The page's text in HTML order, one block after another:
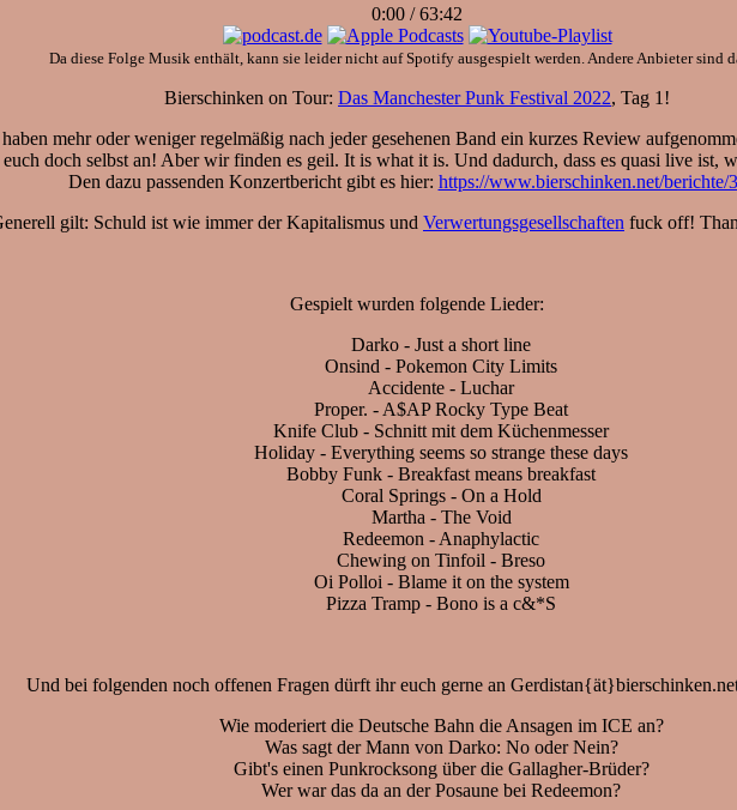
0:00 /63:42
Da diese Folge Musik enthält, kann sie leider nicht auf Spotify ausgespielt werden. Andere Anbieter sind
Bierschinken on Tour: Das Manchester Punk Festival 2022, Tag 1!
mehr oder weniger regelmäßig nach jeder gesehenen Band ein kurzes Review
euch doch selbst an! Aber wir finden es geil. It is what it is. Und dadurch, dass es quasi live
Den dazu passenden Konzertbericht gibt es hier: https://www.bierschinken.net/berichte/
gilt: Schuld ist wie immer der Kapitalismus und Verwertungsgesellschaften fuck off!
Gespielt wurden folgende Lieder:
Darko - Just a short line
Onsind - Pokemon City Limits
Accidente - Luchar
Proper. - A$AP Rocky Type Beat
Knife Club - Schnitt mit dem Küchenmesser
Holiday - Everything seems so strange these days
Bobby Funk - Breakfast means breakfast
Coral Springs - On a Hold
Martha - The Void
Redeemon - Anaphylactic
Chewing on Tinfoil - Breso
Oi Polloi - Blame it on the system
Pizza Tramp - Bono is a c&*S
Und bei folgenden noch offenen Fragen dürft ihr euch gerne an
Wie moderiert die Deutsche Bahn die Ansagen im ICE an?
Was sagt der Mann von Darko: No oder Nein?
Gibt's einen Punkrocksong über die Gallagher-Brüder?
Wer war das da an der Posaune bei Redeemon?